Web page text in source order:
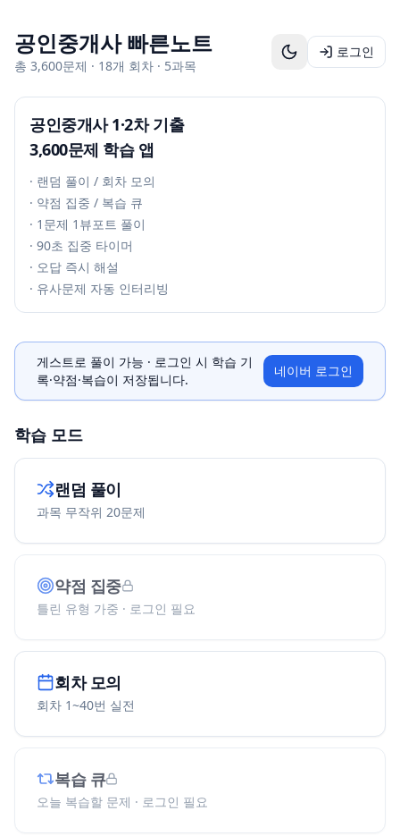
공인중개사 빠른노트
총 3,600문제 · 18개 회차 · 5과목
로그인
공인중개사 1·2차 기출
3,600문제 학습 앱
· 랜덤 풀이 / 회차 모의
· 약점 집중 / 복습 큐
· 1문제 1뷰포트 풀이
· 90초 집중 타이머
· 오답 즉시 해설
· 유사문제 자동 인터리빙
게스트로 풀이 가능 · 로그인 시 학습 기
록·약점·복습이 저장됩니다.
네이버 로그인
학습 모드
랜덤 풀이
과목 무작위 20문제
약점 집중
틀린 유형 가중 · 로그인 필요
회차 모의
회차 1~40번 실전
복습 큐
오늘 복습할 문제 · 로그인 필요